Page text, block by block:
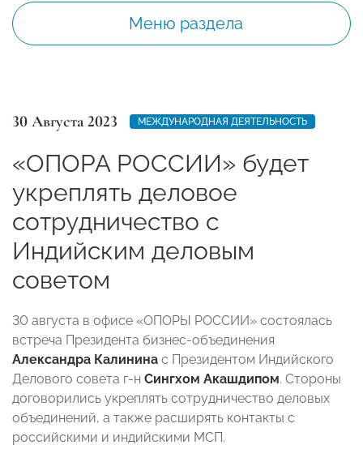
Меню раздела
30 Августа 2023 МЕЖДУНАРОДНАЯ ДЕЯТЕЛЬНОСТЬ
«ОПОРА РОССИИ» будет
укреплять деловое
сотрудничество с
Индийским деловым
советом
30 августа в офисе «ОПОРЫ РОССИИ» состоялась
встреча Президента бизнес-объединения
Александра Калинина с Президентом Индийского
Делового совета г-н Сингхом Акашдипом. Стороны
договорились укреплять сотрудничество деловых
объединений, а также расширять контакты с
российскими и индийскими МСП.